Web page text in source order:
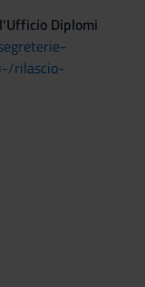
Diplomi
rilascio-